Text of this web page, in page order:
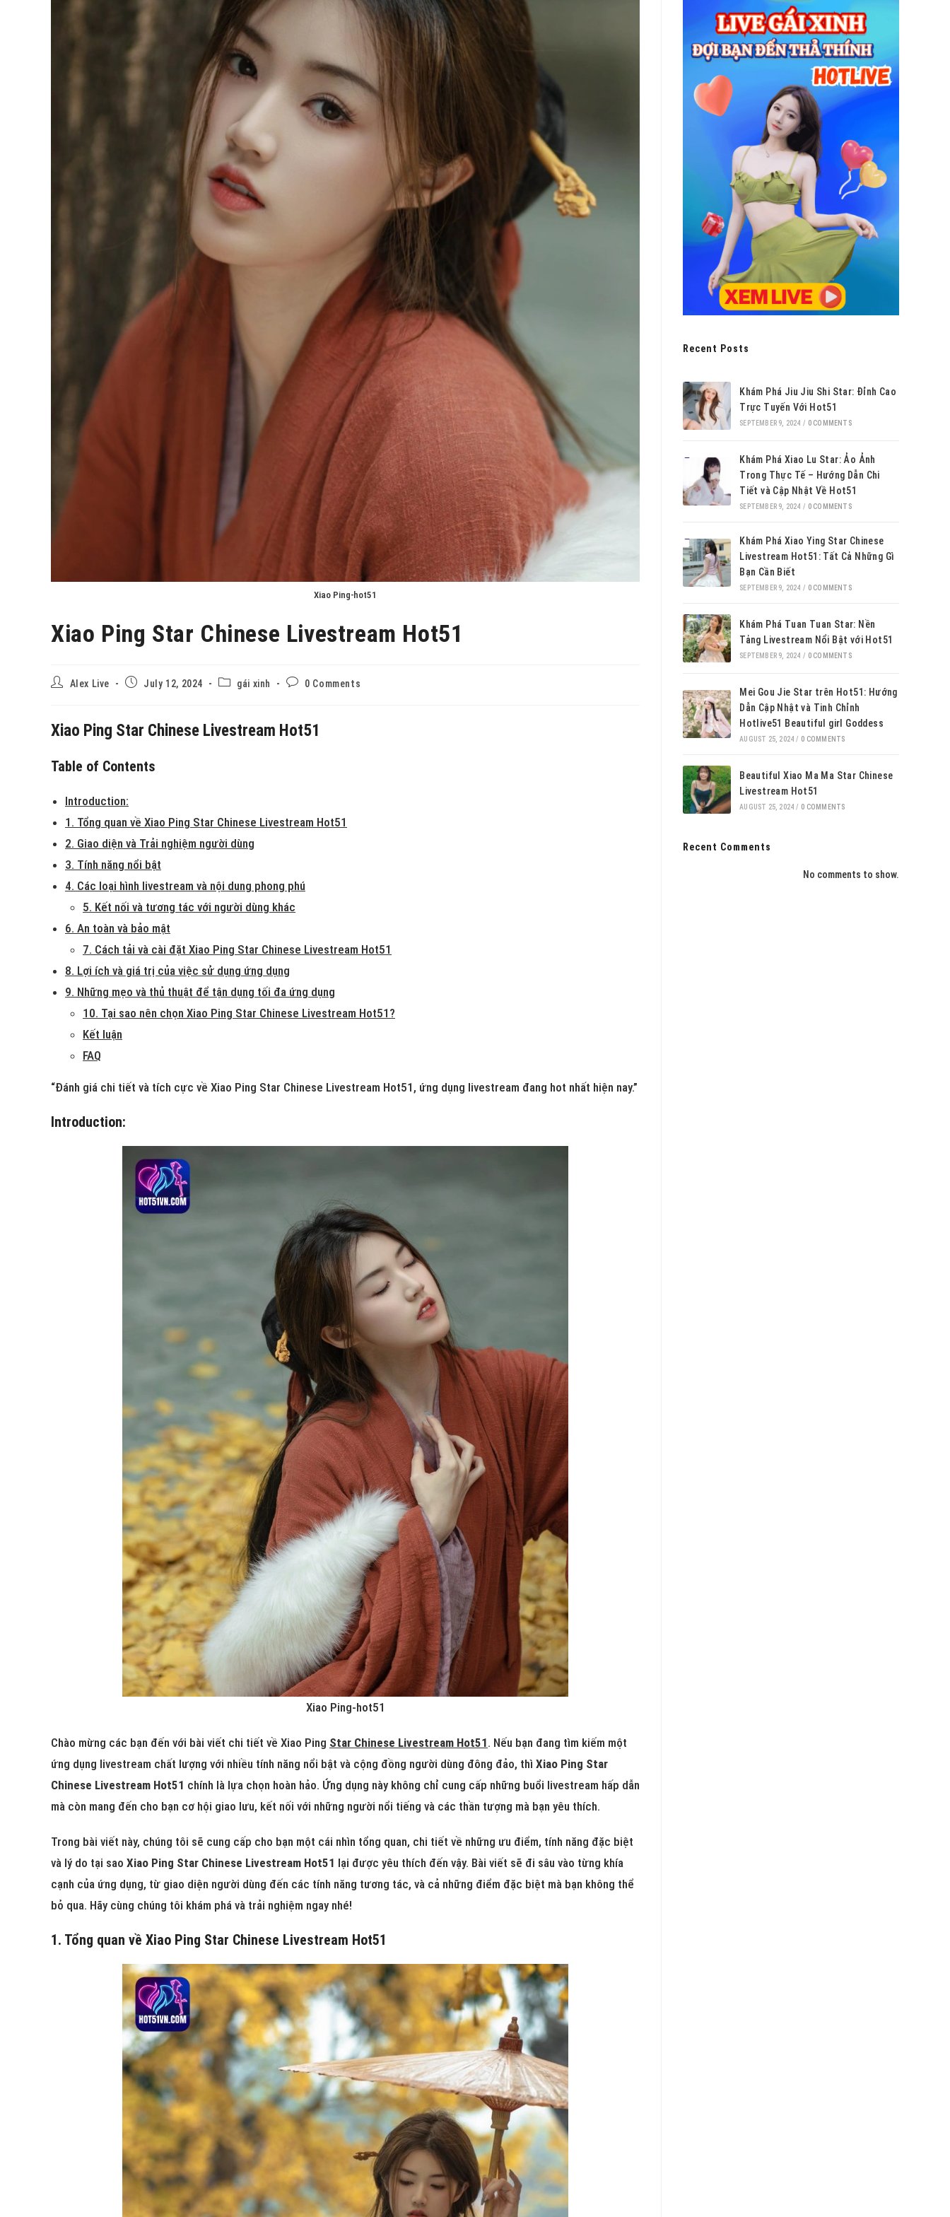
Xiao Ping-hot51
Xiao Ping Star Chinese Livestream Hot51
Alex Live July 12, 2024 gái xinh 0 Comments
Xiao Ping Star Chinese Livestream Hot51
Table of Contents
Introduction:
1. Tổng quan về Xiao Ping Star Chinese Livestream Hot51
2. Giao diện và Trải nghiệm người dùng
3. Tính năng nổi bật
4. Các loại hình livestream và nội dung phong phú
5. Kết nối và tương tác với người dùng khác
6. An toàn và bảo mật
7. Cách tải và cài đặt Xiao Ping Star Chinese Livestream Hot51
8. Lợi ích và giá trị của việc sử dụng ứng dụng
9. Những mẹo và thủ thuật để tận dụng tối đa ứng dụng
10. Tại sao nên chọn Xiao Ping Star Chinese Livestream Hot51?
Kết luận
FAQ
“Đánh giá chi tiết và tích cực về Xiao Ping Star Chinese Livestream Hot51, ứng dụng livestream đang hot nhất hiện nay.”
Introduction:
Xiao Ping-hot51
Chào mừng các bạn đến với bài viết chi tiết về Xiao Ping Star Chinese Livestream Hot51. Nếu bạn đang tìm kiếm một
ứng dụng livestream chất lượng với nhiều tính năng nổi bật và cộng đồng người dùng đông đảo, thì Xiao Ping Star
Chinese Livestream Hot51 chính là lựa chọn hoàn hảo. Ứng dụng này không chỉ cung cấp những buổi livestream hấp dẫn
mà còn mang đến cho bạn cơ hội giao lưu, kết nối với những người nổi tiếng và các thần tượng mà bạn yêu thích.
Trong bài viết này, chúng tôi sẽ cung cấp cho bạn một cái nhìn tổng quan, chi tiết về những ưu điểm, tính năng đặc biệt
và lý do tại sao Xiao Ping Star Chinese Livestream Hot51 lại được yêu thích đến vậy. Bài viết sẽ đi sâu vào từng khía
cạnh của ứng dụng, từ giao diện người dùng đến các tính năng tương tác, và cả những điểm đặc biệt mà bạn không thể
bỏ qua. Hãy cùng chúng tôi khám phá và trải nghiệm ngay nhé!
1. Tổng quan về Xiao Ping Star Chinese Livestream Hot51
Recent Posts
Khám Phá Jiu Jiu Shi Star: Đỉnh Cao
Trực Tuyến Với Hot51
SEPTEMBER 9, 2024 / 0 COMMENTS
Khám Phá Xiao Lu Star: Ảo Ảnh
Trong Thực Tế – Hướng Dẫn Chi
Tiết và Cập Nhật Về Hot51
SEPTEMBER 9, 2024 / 0 COMMENTS
Khám Phá Xiao Ying Star Chinese
Livestream Hot51: Tất Cả Những Gì
Bạn Cần Biết
SEPTEMBER 9, 2024 / 0 COMMENTS
Khám Phá Tuan Tuan Star: Nền
Tảng Livestream Nổi Bật với Hot51
SEPTEMBER 9, 2024 / 0 COMMENTS
Mei Gou Jie Star trên Hot51: Hướng
Dẫn Cập Nhật và Tinh Chỉnh
Hotlive51 Beautiful girl Goddess
AUGUST 25, 2024 / 0 COMMENTS
Beautiful Xiao Ma Ma Star Chinese
Livestream Hot51
AUGUST 25, 2024 / 0 COMMENTS
Recent Comments
No comments to show.